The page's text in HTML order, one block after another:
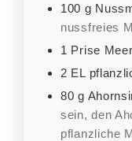
100 g
nussfreies
1 Prise
2 EL
80 g
sein, den
pflanzliche